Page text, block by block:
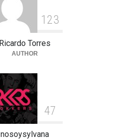
1 23
Ricardo Torres
AUTHOR
47
nosoysylvana